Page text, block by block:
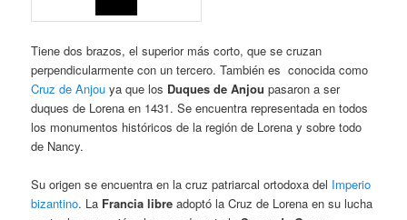
Tiene dos brazos, el superior más corto, que se cruzan
perpendicularmente con un tercero. También es conocida como
Cruz de Anjou ya que los Duques de Anjou pasaron a ser
duques de Lorena en 1431. Se encuentra representada en todos
los monumentos históricos de la región de Lorena y sobre todo
de Nancy.
Su origen se encuentra en la cruz patriarcal ortodoxa del Imperio
bizantino. La Francia libre adoptó la Cruz de Lorena en su lucha